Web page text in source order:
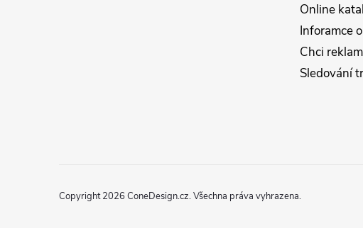
Online
Inforamce
Chci
Sledování
Copyright 2026 ConeDesign.cz. Všechna práva vyhrazena.